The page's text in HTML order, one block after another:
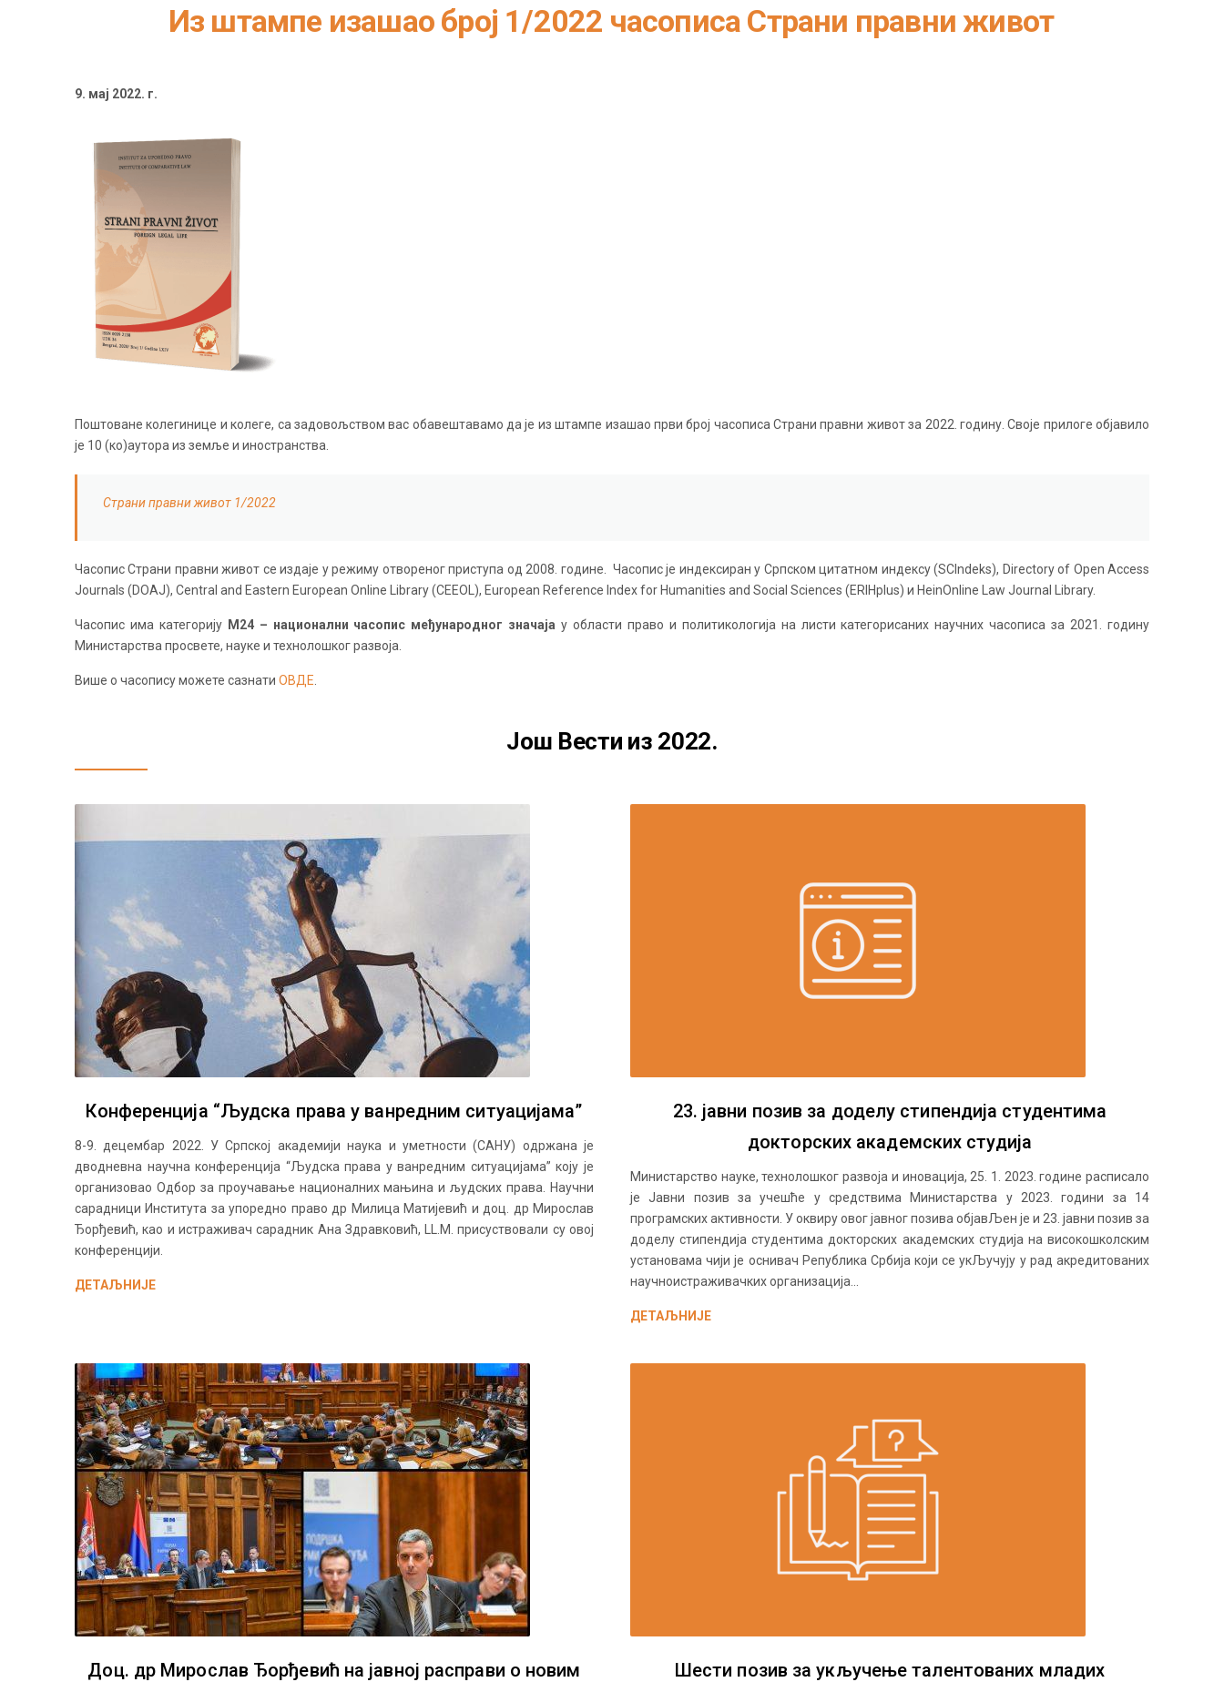
Из штампе изашао број 1/2022 часописа Страни правни живот
9. мај 2022. г.
Поштоване колегинице и колеге, са задовољством вас обавештавамо да је из штампе изашао први број часописа Страни правни живот за 2022. годину. Своје прилоге објавило
је 10 (ко)аутора из земље и иностранства.
Страни правни живот 1/2022
Часопис Страни правни живот се издаје у режиму отвореног приступа од 2008. године. Часопис је индексиран у Српском цитатном индексу (SCIndeks), Directory of Open Access
Journals (DOAJ), Central and Eastern European Online Library (CEEOL), European Reference Index for Humanities and Social Sciences (ERIHplus) и HeinOnline Law Journal Library.
Часопис има категорију М24 – национални часопис међународног значајау области право и политикологија на листи категорисаних научних часописа за 2021. годину
Министарства просвете, науке и технолошког развоја.
Више о часопису можете сазнати ОВДЕ
Још Вести из 2022.
Конференција “Људска права у ванредним ситуацијама”
8-9. децембар 2022. У Српској академији наука и уметности (САНУ) одржана је
дводневна научна конференција “Људска права у ванредним ситуацијама” коју је
организовао Одбор за проучавање националних мањина и људских права. Научни
сарадници Института за упоредно право др Милица Матијевић и доц. др Мирослав
Ђорђевић, као и истраживач сарадник Ана Здравковић, LL.M. присуствовали су овој
конференцији.
ДЕТАЉНИЈЕ
23. јавни позив за доделу стипендија студентима
докторских академских студија
Министарство науке, технолошког развоја и иновација, 25. 1. 2023. године расписало
је Јавни позив за учешће у средствима Министарства у 2023. години за 14
програмских активности. У оквиру овог јавног позива објавЉен је и 23. јавни позив за
доделу стипендија студентима докторских академских студија на високошколским
установама чији је оснивач Република Србија који се укЉучују у рад акредитованих
научноистраживачких организација...
ДЕТАЉНИЈЕ
Доц. др Мирослав Ђорђевић на јавној расправи о новим
Шести позив за укључење талентованих младих